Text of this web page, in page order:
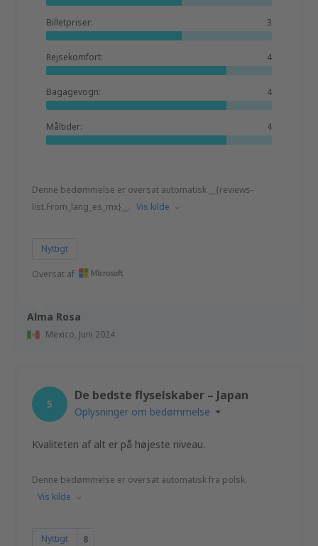
Alma Rosa
Mexico, Juni 2024
Billetpriser: 3
Rejsekomfort: 4
Bagagevogn: 4
Måltider: 4
Denne bedømmelse er oversat automatisk __{reviews-
list.From_lang_es_mx}__. Vis kilde
Nyttigt
Oversat af
5
De bedste flyselskaber – Japan
Oplysninger om bedømmelse
Kvaliteten af alt er på højeste niveau.
Denne bedømmelse er oversat automatisk fra polsk.
Vis kilde
Nyttigt 8